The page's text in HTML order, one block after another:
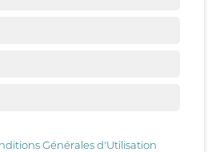
Générales d'Utilisation